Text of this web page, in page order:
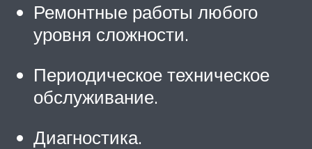
Ремонтные работы любого
уровня сложности.
Периодическое техническое
обслуживание.
Диагностика.